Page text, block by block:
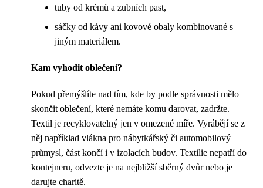
tuby od krémů a zubních past,
sáčky od kávy ani kovové obaly kombinované s
jiným materiálem.
Kam vyhodit oblečení?
Pokud přemýšlíte nad tím, kde by podle správnosti mělo
skončit oblečení, které nemáte komu darovat, zadržte.
Textil je recyklovatelný jen v omezené míře. Vyrábějí se z
něj například vlákna pro nábytkářský či automobilový
průmysl, část končí i v izolacích budov. Textilie nepatří do
kontejneru, odvezte je na nejbližší sběrný dvůr nebo je
darujte charitě.